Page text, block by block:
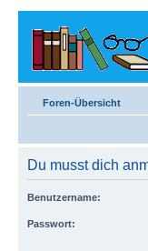
Foren-Übersicht
Du musst dich
Benutzername:
Passwort: